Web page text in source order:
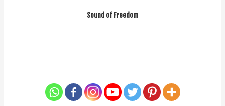
Sound of Freedom